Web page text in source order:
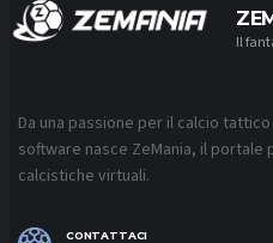
Il
Da una passione per il calcio
software nasce ZeMania, il portale
calcistiche virtuali.
CONTATTACI